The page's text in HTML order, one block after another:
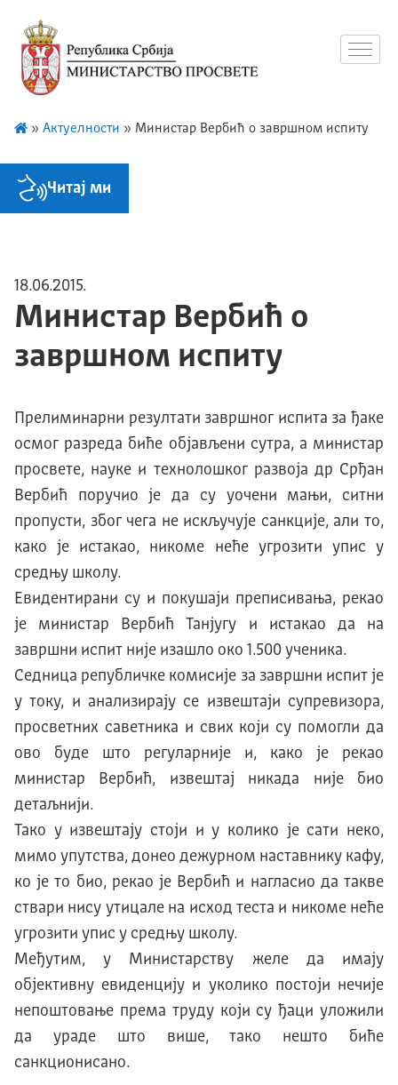
» Актуелности » Министар Вербић о завршном испиту
Читај ми
18.06.2015.
Министар Вербић о
завршном испиту
Прелиминарни резултати завршног испита за ђаке
осмог разреда биће објављени сутра, а министар
просвете, науке и технолошког развоја др Срђан
Вербић поручио је да су уочени мањи, ситни
пропусти, због чега не искључује санкције, али то,
како је истакао, никоме неће угрозити упис у
средњу школу.
Евидентирани су и покушаји преписивања, рекао
је министар Вербић Танјугу и истакао да на
завршни испит није изашло око 1.500 ученика.
Седница републичке комисије за завршни испит је
у току, и анализирају се извештаји супревизора,
просветних саветника и свих који су помогли да
ово буде што регуларније и, како је рекао
министар Вербић, извештај никада није био
детаљнији.
Тако у извештају стоји и у колико је сати неко,
мимо упутства, донео дежурном наставнику кафу,
ко је то био, рекао је Вербић и нагласио да такве
ствари нису утицале на исход теста и никоме неће
угрозити упис у средњу школу.
Међутим, у Министарству желе да имају
објективну евиденцију и уколико постоји нечије
непоштовање према труду који су ђаци уложили
да ураде што више, тако нешто биће
санкционисано.